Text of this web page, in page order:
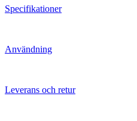
Specifikationer
Användning
Leverans och retur